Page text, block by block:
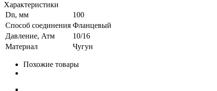
Характеристики
Dn, мм
100
Способ соединения Фланцевый
Давление, Атм
10/16
Материал
Чугун
Похожие товары